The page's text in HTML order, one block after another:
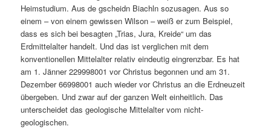
Heimstudium. Aus de gscheidn Biachln sozusagen. Aus so
einem – von einem gewissen Wilson – weiß er zum Beispiel,
dass es sich bei besagten „Trias, Jura, Kreide“ um das
Erdmittelalter handelt. Und das ist verglichen mit dem
konventionellen Mittelalter relativ eindeutig eingrenzbar. Es hat
am 1. Jänner 229998001 vor Christus begonnen und am 31.
Dezember 66998001 auch wieder vor Christus an die Erdneuzeit
übergeben. Und zwar auf der ganzen Welt einheitlich. Das
unterscheidet das geologische Mittelalter vom nicht-
geologischen.